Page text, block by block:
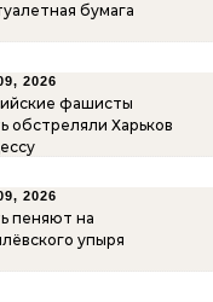
бумага
2026
фашисты
обстреляли Харьков
2026
пеняют на
упыря